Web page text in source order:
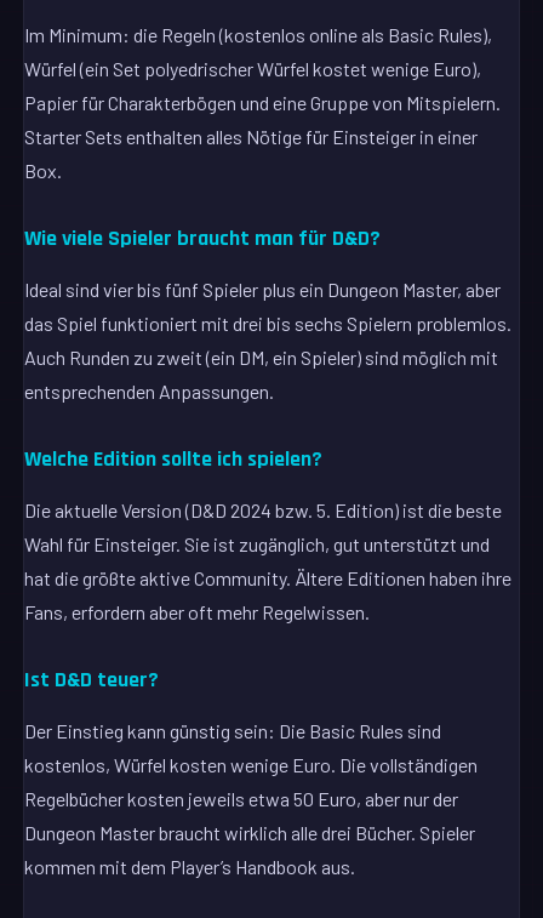
Im Minimum: die Regeln (kostenlos online als Basic Rules),
Würfel (ein Set polyedrischer Würfel kostet wenige Euro),
Papier für Charakterbögen und eine Gruppe von Mitspielern.
Starter Sets enthalten alles Nötige für Einsteiger in einer
Box.
Wie viele Spieler braucht man für D&D?
Ideal sind vier bis fünf Spieler plus ein Dungeon Master, aber
das Spiel funktioniert mit drei bis sechs Spielern problemlos.
Auch Runden zu zweit (ein DM, ein Spieler) sind möglich mit
entsprechenden Anpassungen.
Welche Edition sollte ich spielen?
Die aktuelle Version (D&D 2024 bzw. 5. Edition) ist die beste
Wahl für Einsteiger. Sie ist zugänglich, gut unterstützt und
hat die größte aktive Community. Ältere Editionen haben ihre
Fans, erfordern aber oft mehr Regelwissen.
Ist D&D teuer?
Der Einstieg kann günstig sein: Die Basic Rules sind
kostenlos, Würfel kosten wenige Euro. Die vollständigen
Regelbücher kosten jeweils etwa 50 Euro, aber nur der
Dungeon Master braucht wirklich alle drei Bücher. Spieler
kommen mit dem Player’s Handbook aus.